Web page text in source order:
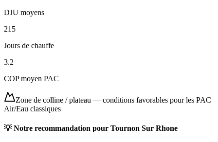
DJU moyens
215
Jours de chauffe
3.2
COP moyen PAC
Zone de colline / plateau — conditions favorables pour les PAC
Air/Eau classiques
💡 Notre recommandation pour Tournon Sur Rhone